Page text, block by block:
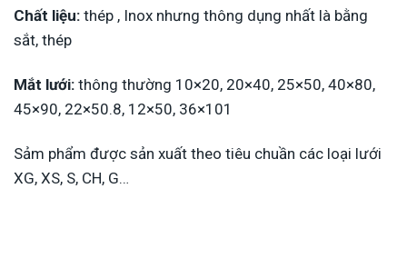
Chất liệu: thép , Inox nhưng thông dụng nhất là bằng
sắt, thép
Mắt lưới: thông thường 10×20, 20×40, 25×50, 40×80,
45×90, 22×50.8, 12×50, 36×101
Sảm phẩm được sản xuất theo tiêu chuần các loại lưới
XG, XS, S, CH, G…